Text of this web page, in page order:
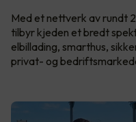
Med et nettverk av rundt
tilbyr kjeden et bredt
elbillading, smarthus,
privat- og